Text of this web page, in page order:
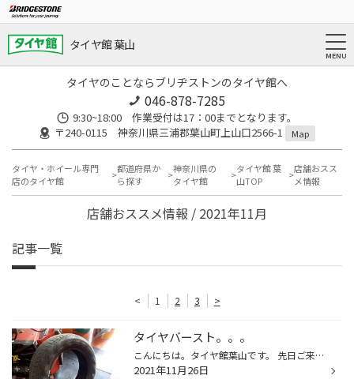
タイヤ館 葉山
タイヤのことならブリヂストンのタイヤ館へ
046-878-7285
9:30~18:00 作業受付は17：00までとなります。
〒240-0115 神奈川県三浦郡葉山町上山口2566-1
Map
タイヤ・ホイール専門
店のタイヤ館
都道府県か
ら探す
神奈川県の
タイヤ館
タイヤ館 葉
山TOP
店舗おスス
メ情報
店舗おススメ情報 / 2021年11月
記事一覧
< 1 2 3 >
タイヤバースト。。。
こんにちは。タイヤ館葉山です。 先日ご来店いただきましたお客様のタイヤバーストの写真です バーストに至った原因はクギが刺さっていた事なんですが、 空気圧が低下していたことに気づかず、走行されてしまいバーストに繋がってしまったようです。 空気圧不足で長い間走行したことで、タイヤの内...
2021年11月26日